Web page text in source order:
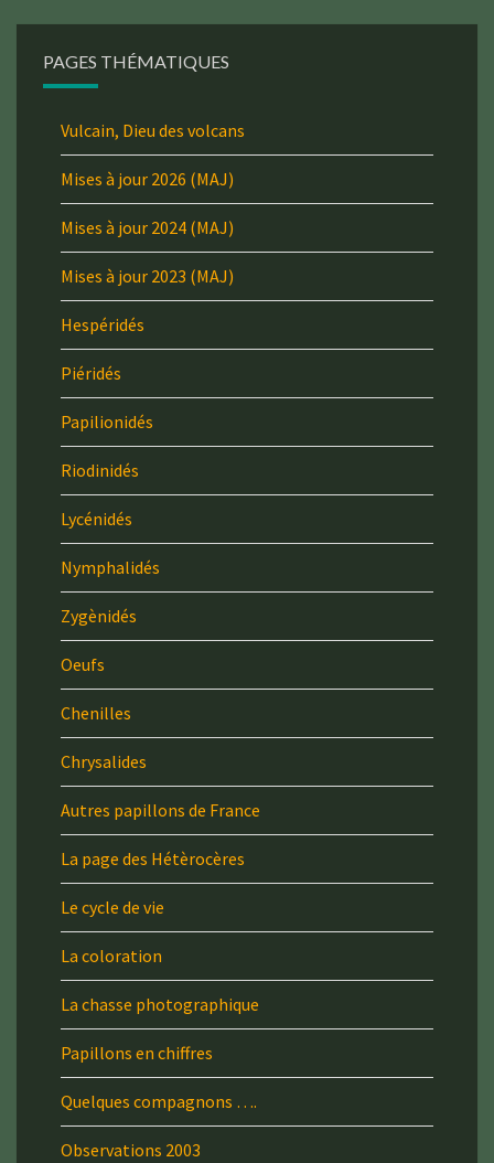
PAGES THÉMATIQUES
Vulcain, Dieu des volcans
Mises à jour 2026 (MAJ)
Mises à jour 2024 (MAJ)
Mises à jour 2023 (MAJ)
Hespéridés
Piéridés
Papilionidés
Riodinidés
Lycénidés
Nymphalidés
Zygènidés
Oeufs
Chenilles
Chrysalides
Autres papillons de France
La page des Hétèrocères
Le cycle de vie
La coloration
La chasse photographique
Papillons en chiffres
Quelques compagnons ….
Observations 2003